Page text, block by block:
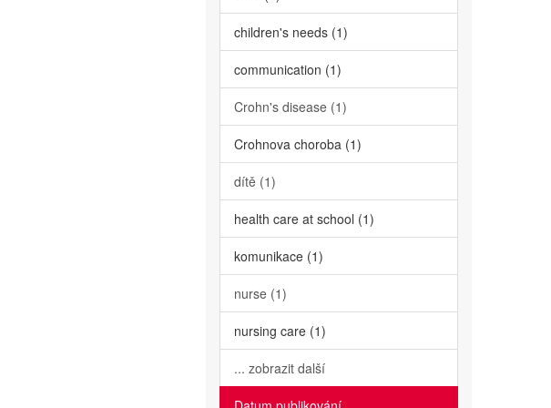
children's needs (1)
communication (1)
Crohn's disease (1)
Crohnova choroba (1)
dítě (1)
health care at school (1)
komunikace (1)
nurse (1)
nursing care (1)
... zobrazit další